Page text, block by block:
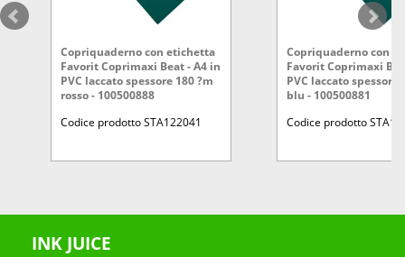
Copriquaderno con etichetta
Favorit Coprimaxi Beat - A4 in
PVC laccato spessore 180 ?m
rosso - 100500888
Codice prodotto STA122041
Copriquaderno con
Favorit Coprimaxi
PVC laccato spessore
blu - 100500881
Codice prodotto
INK JUICE